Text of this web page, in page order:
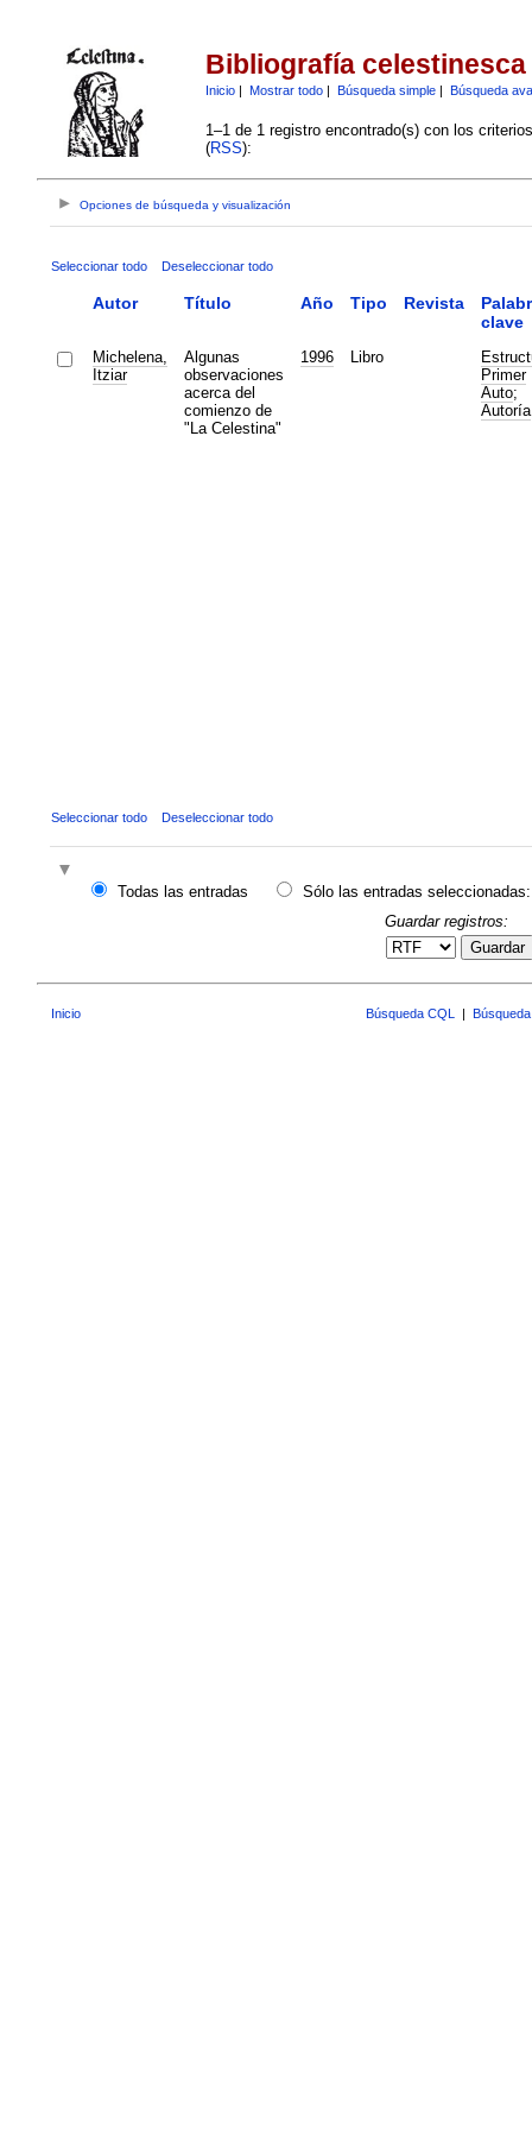
Bibliografía celestinesca
Inicio| Mostrar todo| Búsqueda simple| Búsqueda
1–1 de 1 registro encontrado(s) con los
(RSS):
Opciones de búsqueda y visualización
Seleccionar todo Deseleccionar todo
Autor Título Año Tipo Revista
clave
Michelena,
Itziar
Algunas
observaciones
acerca del
comienzo de
"La Celestina"
1996 Libro
Primer
Auto;
Autoría
Seleccionar todo Deseleccionar todo
Todas las entradas
Sólo las entradas seleccionadas:
Guardar registros:
Guardar
Inicio Búsqueda CQL